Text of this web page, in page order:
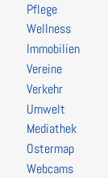
Pflege
Wellness
Immobilien
Vereine
Verkehr
Umwelt
Mediathek
Ostermap
Webcams